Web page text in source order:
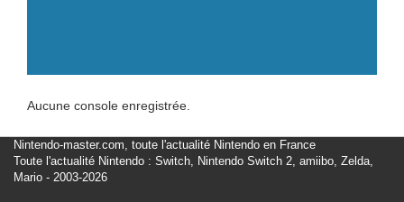
Aucune console enregistrée.
Nintendo-master.com, toute l'actualité Nintendo en France
Toute l'actualité Nintendo : Switch, Nintendo Switch 2, amiibo, Zelda,
Mario - 2003-2026